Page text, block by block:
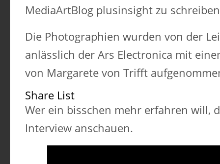
MediaArtBlog plusinsight zu
Die Photographien wurden von der
anlässlich der Ars Electronica mit
von Margarete von Trifft
Share List
Wer ein bisschen mehr erfahren will,
Interview anschauen.